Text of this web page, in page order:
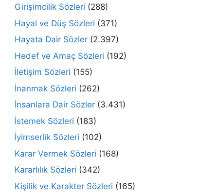
Girişimcilik Sözleri (288)
Hayal ve Düş Sözleri (371)
Hayata Dair Sözler (2.397)
Hedef ve Amaç Sözleri (192)
İletişim Sözleri (155)
İnanmak Sözleri (262)
İnsanlara Dair Sözler (3.431)
İstemek Sözleri (183)
İyimserlik Sözleri (102)
Karar Vermek Sözleri (168)
Kararlılık Sözleri (342)
Kişilik ve Karakter Sözleri (165)